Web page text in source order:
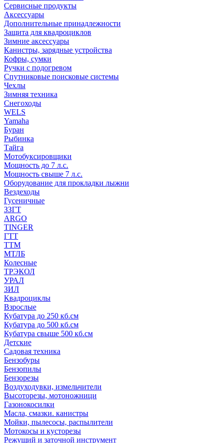
Сервисные продукты
Аксессуары
Дополнительные принадлежности
Защита для квадроциклов
Зимние аксессуары
Канистры, зарядные устройства
Кофры, сумки
Ручки с подогревом
Спутниковые поисковые системы
Чехлы
Зимняя техника
Снегоходы
WELS
Yamaha
Буран
Рыбинка
Тайга
Мотобуксировщики
Мощность до 7 л.с.
Мощность свыше 7 л.с.
Оборудование для прокладки лыжни
Вездеходы
Гусеничные
ЗЗГТ
ARGO
TINGER
ГТТ
ТТМ
МТЛБ
Колесные
ТРЭКОЛ
УРАЛ
ЗИЛ
Квадроциклы
Взрослые
Кубатура до 250 кб.см
Кубатура до 500 кб.см
Кубатура свыше 500 кб.см
Детские
Садовая техника
Бензобуры
Бензопилы
Бензорезы
Воздуходувки, измельчители
Высоторезы, мотоножници
Газонокосилки
Масла, смазки. канистры
Мойки, пылесосы, распылители
Мотокосы и кусторезы
Режущий и заточной инструмент